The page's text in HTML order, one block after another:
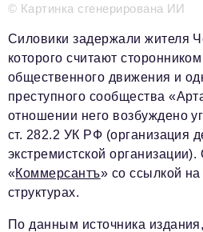
Отдел рекламы
Отдел распространения/
podpiska@business-
Отдел по работе с партнерами
partner@business-magazine.online
© Картинка сгенерирована ИИ
Силовики задержали жителя
которого считают
общественного движения и
преступного сообщества
отношении него возбуждено
ст. 282.2 УК РФ (организация
экстремистской
«Коммерсантъ» со ссылкой
структурах.
По данным источника